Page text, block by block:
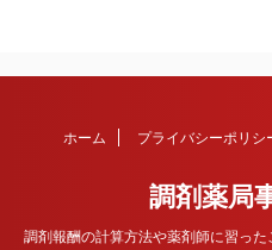
ホーム プライバシーポリシ
調剤薬局
調剤報酬の計算方法や薬剤師に習っ